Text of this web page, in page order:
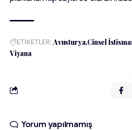
ETİKETLER: Avusturya Cinsel
Viyana
Yorum yapılmamış